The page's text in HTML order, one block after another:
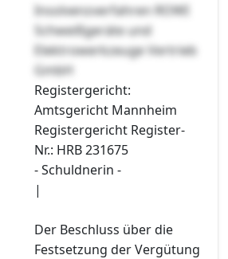
Insolvenzverfahren ROWI
Schweißgeräte und
Elektrowerkzeuge Vertrieb
GmbH
Registergericht:
Amtsgericht Mannheim
Registergericht Register-
Nr.: HRB 231675
- Schuldnerin -
|
Der Beschluss über die
Festsetzung der Vergütung